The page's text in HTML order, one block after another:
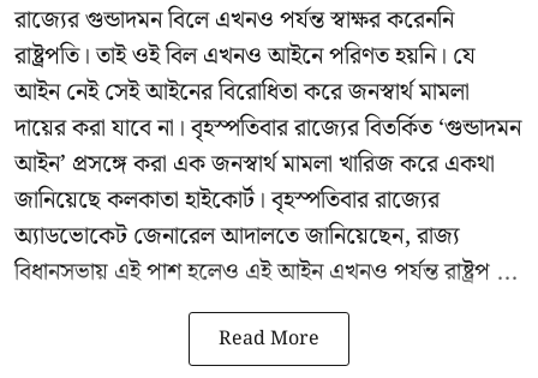
রাজ্যের গুন্ডাদমন বিলে এখনও পর্যন্ত স্বাক্ষর করেননি
রাষ্ট্রপতি। তাই ওই বিল এখনও আইনে পরিণত হয়নি। যে
আইন নেই সেই আইনের বিরোধিতা করে জনস্বার্থ মামলা
দায়ের করা যাবে না। বৃহস্পতিবার রাজ্যের বিতর্কিত ‘গুন্ডাদমন
আইন’ প্রসঙ্গে করা এক জনস্বার্থ মামলা খারিজ করে একথা
জানিয়েছে কলকাতা হাইকোর্ট। বৃহস্পতিবার রাজ্যের
অ্যাডভোকেট জেনারেল আদালতে জানিয়েছেন, রাজ্য
বিধানসভায় এই পাশ হলেও এই আইন এখনও পর্যন্ত রাষ্ট্রপ ...
Read More